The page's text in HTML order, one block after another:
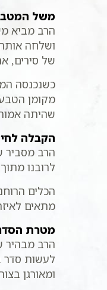
משל
הרב מביא
ושלחה
של סירים,
כשנכנסה
מקומן
שהיתה
הקבלה
הרב מסביר
לרובנו
הכלים
מתאים
מטרת
הרב מבהיר
לעשות סדר
ומאורגן